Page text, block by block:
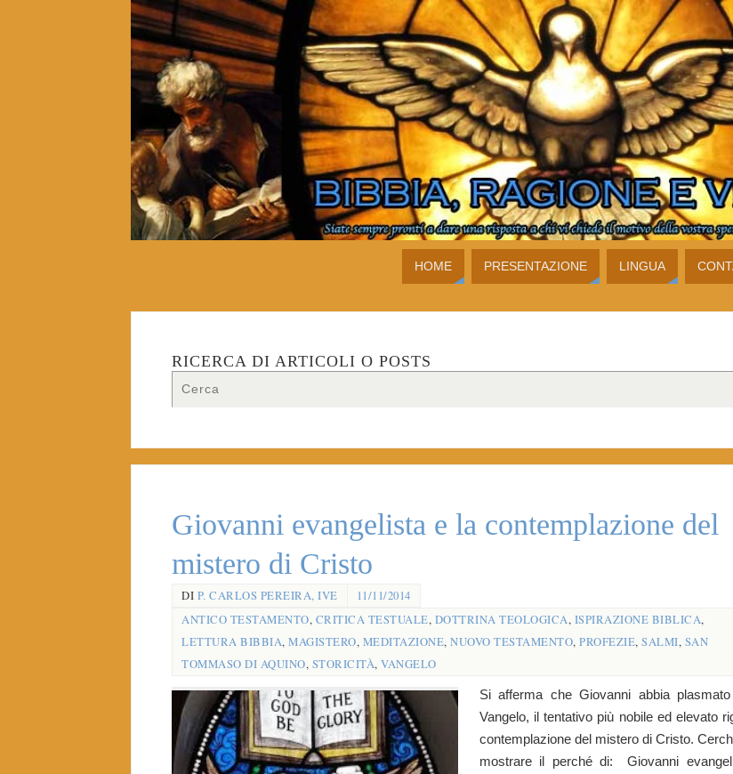
HOME PRESENTAZIONE LINGUA
RICERCA DI ARTICOLI O POSTS
Giovanni evangelista e la contemplazione del
mistero di Cristo
DI P. CARLOS PEREIRA, IVE
11/11/2014
ANTICO TESTAMENTO, CRITICA TESTUALE, DOTTRINA TEOLOGICA, ISPIRAZIONE BIBLICA,
LETTURA BIBBIA, MAGISTERO, MEDITAZIONE, NUOVO TESTAMENTO, PROFEZIE, SALMI, SAN
TOMMASO DI AQUINO, STORICITÀ, VANGELO
Si afferma che Giovanni abbia
Vangelo, il tentativo più nobile ed elevato
contemplazione del mistero di Cristo.
mostrare il perché di: Giovanni